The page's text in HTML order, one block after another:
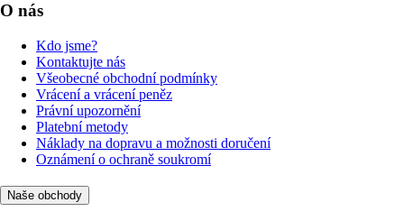
O nás
Kdo jsme?
Kontaktujte nás
Všeobecné obchodní podmínky
Vrácení a vrácení peněz
Právní upozornění
Platební metody
Náklady na dopravu a možnosti doručení
Oznámení o ochraně soukromí
Naše obchody